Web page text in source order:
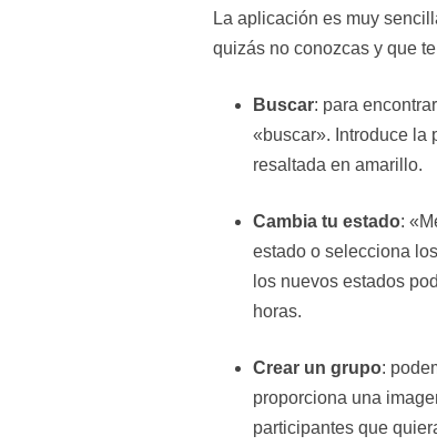
La aplicación es muy
quizás no conozcas y que
Buscar: para
«buscar». Introduce la
resaltada en amarillo.
Cambia tu estado:
estado o selecciona
los nuevos estados
horas.
Crear un grupo:
proporciona una
participantes que